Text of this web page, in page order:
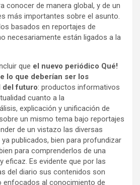
conocer de manera global, y de un
más importantes sobre el asunto.
basados en reportajes de
necesariamente están ligados a la
que el nuevo periódico Qué!
lo que deberían ser los
del futuro: productos informativos
cuanto a la
explicación y unificación de
un mismo tema bajo reportajes
de un vistazo las diversas
publicados, bien para profundizar
para comprenderlos de una
eficaz. Es evidente que por las
del diario sus contenidos son
enfocados al conocimiento de